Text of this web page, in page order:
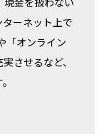
ターネット上で
「オンライン
させるなど、